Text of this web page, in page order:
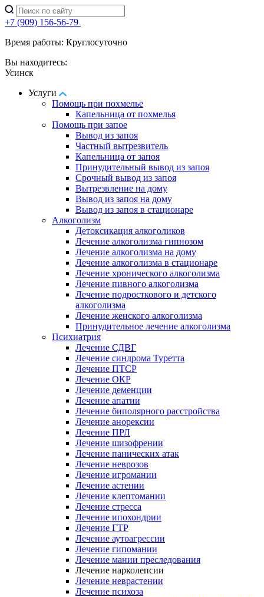
+7 (909) 156-56-79
Время работы: Круглосуточно
Вы находитесь:
Усинск
Услуги
Помощь при похмелье
Капельница от похмелья
Помощь при запое
Вывод из запоя
Частный вытрезвитель
Капельница от запоя
Принудительный вывод из запоя
Срочный вывод из запоя
Вытрезвление на дому
Вывод из запоя на дому
Вывод из запоя в стационаре
Алкоголизм
Детоксикация алкоголиков
Лечение алкоголизма гипнозом
Лечение алкоголизма на дому
Лечение алкоголизма в стационаре
Лечение хронического алкоголизма
Лечение пивного алкоголизма
Лечение подросткового и детского
алкоголизма
Лечение женского алкоголизма
Принудительное лечение алкоголизма
Психиатрия
Лечение СДВГ
Лечение синдрома Туретта
Лечение ПТСР
Лечение ОКР
Лечение деменции
Лечение апатии
Лечение биполярного расстройства
Лечение анорексии
Лечение ПРЛ
Лечение шизофрении
Лечение панических атак
Лечение неврозов
Лечение игромании
Лечение астении
Лечение клептомании
Лечение стресса
Лечение ипохондрии
Лечение ГТР
Лечение аутоагрессии
Лечение гипомании
Лечение мании преследования
Лечение нарколепсии
Лечение неврастении
Лечение психоза